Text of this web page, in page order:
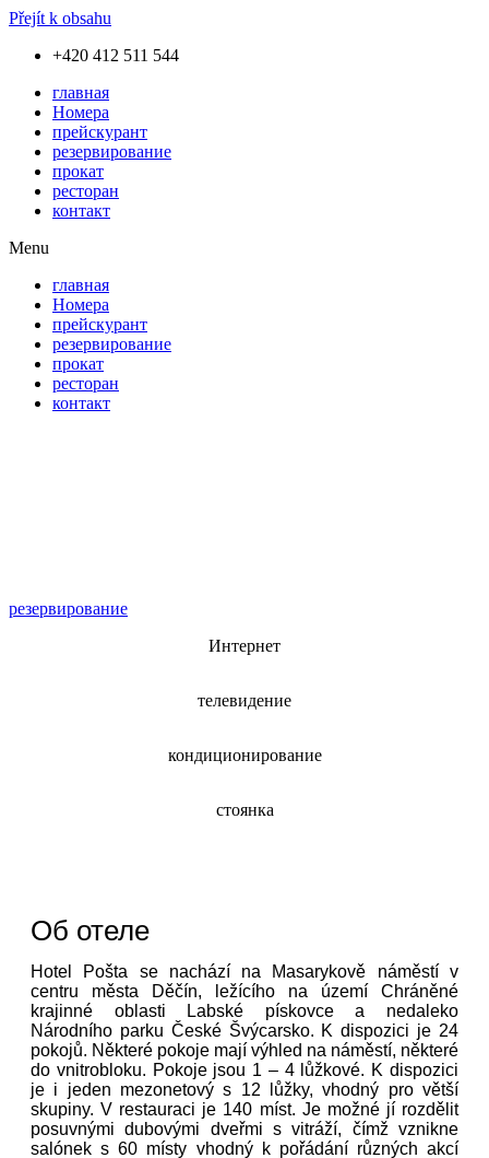
Přejít k obsahu
+420 412 511 544
главная
Номера
прейскурант
резервирование
прокат
ресторан
контакт
Menu
главная
Номера
прейскурант
резервирование
прокат
ресторан
контакт
резервирование
Интернет
телевидение
кондиционирование
стоянка
Об отеле
Hotel Pošta se nachází na Masarykově náměstí v
centru města Děčín, ležícího na území Chráněné
krajinné oblasti Labské pískovce a nedaleko
Národního parku České Švýcarsko. K dispozici je 24
pokojů. Některé pokoje mají výhled na náměstí, některé
do vnitrobloku. Pokoje jsou 1 – 4 lůžkové. K dispozici
je i jeden mezonetový s 12 lůžky, vhodný pro větší
skupiny. V restauraci je 140 míst. Je možné jí rozdělit
posuvnými dubovými dveřmi s vitráží, čímž vznikne
salónek s 60 místy vhodný k pořádání různých akcí